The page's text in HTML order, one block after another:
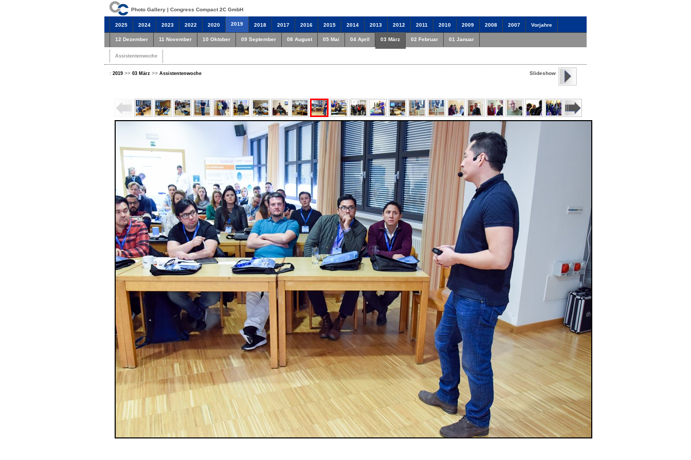
Photo Gallery | Congress Compact 2C GmbH
2025 2024 2023 2022 2020 2019 2018 2017 2016 2015 2014 2013 2012 2011 2010 2009 2008 2007 Vorjahre
12 Dezember 11 November 10 Oktober 09 September 08 August 05 Mai 04 April 03 März 02 Februar 01 Januar
Assistentenwoche
Slideshow
: 2019 >> 03 März >> Assistentenwoche